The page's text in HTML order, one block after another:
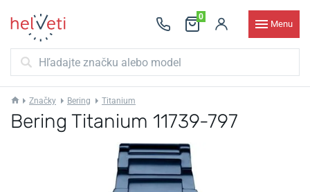
0
Menu
Značky Bering Titanium
Bering Titanium 11739-797